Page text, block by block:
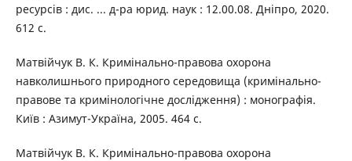
ресурсів : дис. ... д-ра юрид. наук : 12.00.08. Дніпро, 2020.
612 с.
Матвійчук В. К. Кримінально-правова охорона
навколишнього природного середовища (кримінально-
правове та кримінологічне дослідження) : монографія.
Київ : Азимут-Україна, 2005. 464 с.
Матвійчук В. К. Кримінально-правова охорона